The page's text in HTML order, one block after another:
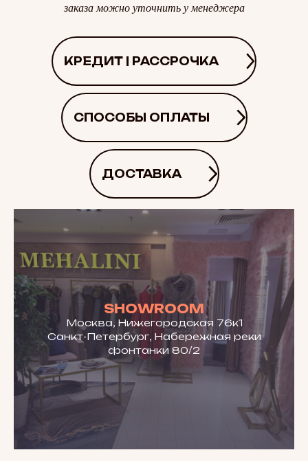
заказа можно уточнить у менеджера
КРЕДИТ | РАССРОЧКА
СПОСОБЫ ОПЛАТЫ
ДОСТАВКА
SHOWROOM
Москва, Нижегородская 76к1
Санкт-Петербург, Набережная реки
фонтанки 80/2